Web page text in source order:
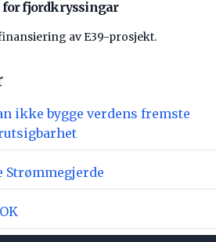
fjordkryssingar
av E39-prosjekt.
ikke bygge verdens fremste
Strømmegjerde